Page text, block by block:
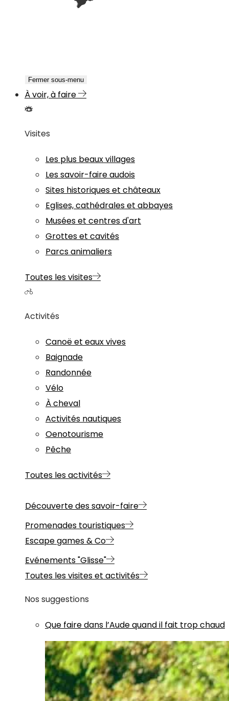
Fermer sous-menu
À voir, à faire
Visites
Les plus beaux villages
Les savoir-faire audois
Sites historiques et châteaux
Eglises, cathédrales et abbayes
Musées et centres d'art
Grottes et cavités
Parcs animaliers
Toutes les visites
Activités
Canoë et eaux vives
Baignade
Randonnée
Vélo
À cheval
Activités nautiques
Oenotourisme
Pêche
Toutes les activités
Découverte des savoir-faire
Promenades touristiques
Escape games & Co
Evénements "Glisse"
Toutes les visites et activités
Nos suggestions
Que faire dans l’Aude quand il fait trop chaud